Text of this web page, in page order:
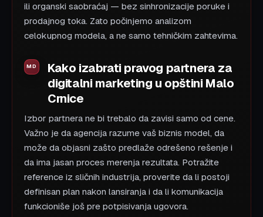
ili organski saobraćaj — bez sinhronizacije poruke i
prodajnog toka. Zato počinjemo analizom
celokupnog modela, a ne samo tehničkim zahtevima.
Kako izabrati pravog partnera za
digitalni marketing u opštini Malo
Crnice
Izbor partnera ne bi trebalo da zavisi samo od cene.
Važno je da agencija razume vaš biznis model, da
može da objasni zašto predlaže odrešeno rešenje i
da ima jasan proces merenja rezultata. Potražite
reference iz sličnih industrija, proverite da li postoji
definisan plan nakon lansiranja i da li komunikacija
funkcioniše još pre potpisivanja ugovora.